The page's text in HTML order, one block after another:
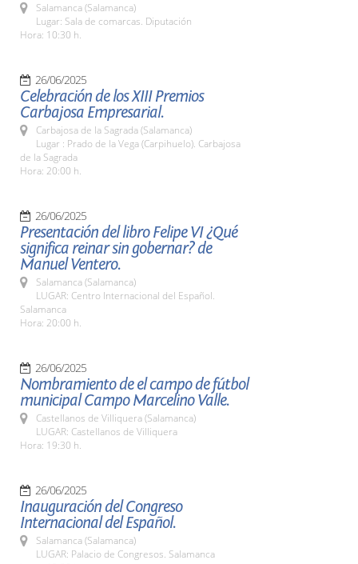
Salamanca (Salamanca)
Lugar: Sala de comarcas. Diputación
Hora: 10:30 h.
26/06/2025
Celebración de los XIII Premios
Carbajosa Empresarial.
Carbajosa de la Sagrada (Salamanca)
Lugar : Prado de la Vega (Carpihuelo). Carbajosa
de la Sagrada
Hora: 20:00 h.
26/06/2025
Presentación del libro Felipe VI ¿Qué
significa reinar sin gobernar? de
Manuel Ventero.
Salamanca (Salamanca)
LUGAR: Centro Internacional del Español.
Salamanca
Hora: 20:00 h.
26/06/2025
Nombramiento de el campo de fútbol
municipal Campo Marcelino Valle.
Castellanos de Villiquera (Salamanca)
LUGAR: Castellanos de Villiquera
Hora: 19:30 h.
26/06/2025
Inauguración del Congreso
Internacional del Español.
Salamanca (Salamanca)
LUGAR: Palacio de Congresos. Salamanca